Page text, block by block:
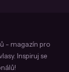
- magazín pro
Inspiruj se